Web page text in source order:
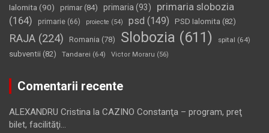
Ialomita (90) primar(84) primaria (93)
primaria slobozia
(164)
primarie (66) proiecte (54) psd (149) PSD Ialomita (82)
RAJA (224) Romania (78) Slobozia (611) spital (64)
subventii (82) Tandarei (64) Victor Moraru (56)
Comentarii recente
ALEXANDRU Cristina la CAZINO Constanţa – program, preţ
bilet, facilităţi…